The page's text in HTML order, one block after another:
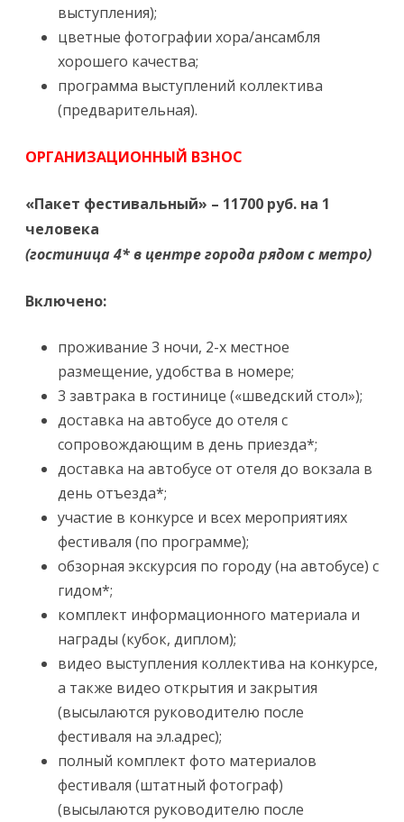
выступления);
цветные фотографии хора/ансамбля
хорошего качества;
программа выступлений коллектива
(предварительная).
ОРГАНИЗАЦИОННЫЙ ВЗНОС
«Пакет фестивальный» – 11700 руб. на 1
человека
(гостиница 4* в центре города рядом с метро)
Включено:
проживание 3 ночи, 2-х местное
размещение, удобства в номере;
3 завтрака в гостинице («шведский стол»);
доставка на автобусе до отеля с
сопровождающим в день приезда*;
доставка на автобусе от отеля до вокзала в
день отъезда*;
участие в конкурсе и всех мероприятиях
фестиваля (по программе);
обзорная экскурсия по городу (на автобусе) с
гидом*;
комплект информационного материала и
награды (кубок, диплом);
видео выступления коллектива на конкурсе,
а также видео открытия и закрытия
(высылаются руководителю после
фестиваля на эл.адрес);
полный комплект фото материалов
фестиваля (штатный фотограф)
(высылаются руководителю после